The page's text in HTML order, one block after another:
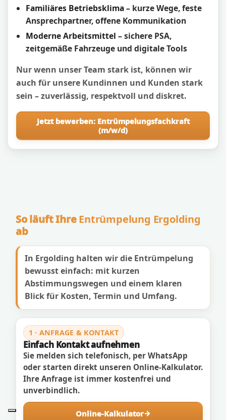
Familiäres Betriebsklima– kurze Wege, feste
Ansprechpartner, offene Kommunikation
Moderne Arbeitsmittel – sichere PSA,
zeitgemäße Fahrzeuge und digitale Tools
Nur wenn unser Team stark ist, können wir
auch für unsere Kundinnen und Kunden stark
sein – zuverlässig, respektvoll und diskret.
Jetzt bewerben: Entrümpelungsfachkraft
(m/w/d)
So läuft IhreEntrümpelung Ergolding
ab
In Ergolding halten wir die Entrümpelung
bewusst einfach: mit kurzen
Abstimmungswegen und einem klaren
Blick für Kosten, Termin und Umfang.
1 · ANFRAGE & KONTAKT
Einfach Kontakt aufnehmen
Sie melden sich telefonisch, per WhatsApp
oder starten direkt unseren Online-Kalkulator.
Ihre Anfrage ist immer kostenfrei und
unverbindlich.
Online-Kalkulator